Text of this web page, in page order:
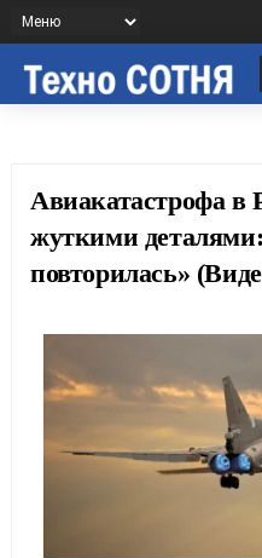
Авиакатастрофа в
жуткими
повторилась»